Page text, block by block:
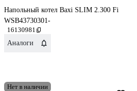
Напольный котел Baxi SLIM 2.300 Fi
WSB43730301-
16130981
Аналоги
Нет в наличии